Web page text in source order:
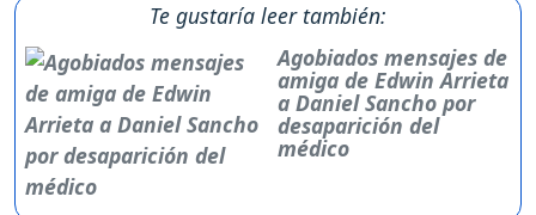
Te gustaría leer también:
Agobiados mensajes de
amiga de Edwin Arrieta
a Daniel Sancho por
desaparición del
médico